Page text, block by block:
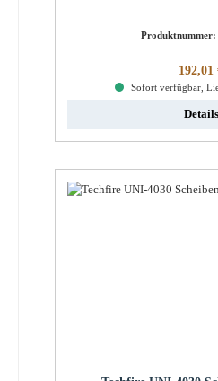
Produktnummer:
192,01
Sofort verfügbar,
Details